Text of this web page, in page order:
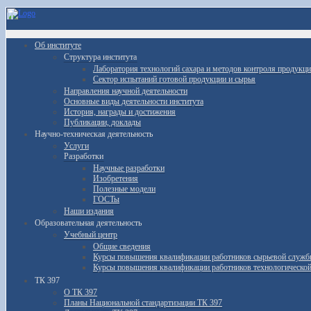
Об институте
Структура института
Лаборатория технологий сахара и методов контроля
Сектор испытаний готовой продукции и сырья
Направления научной деятельности
Основные виды деятельности института
История, награды и достижения
Публикации, доклады
Научно-техническая деятельность
Услуги
Разработки
Научные разработки
Изобретения
Полезные модели
ГОСТы
Наши издания
Образовательная деятельность
Учебный центр
Общие сведения
Курсы повышения квалификации работников сырьевой
Курсы повышения квалификации работников
ТК 397
О ТК 397
Планы Национальной стандартизации ТК 397